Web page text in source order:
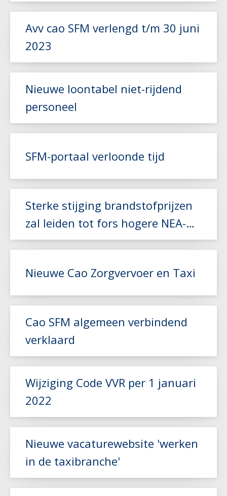
Avv cao SFM verlengd t/m 30 juni
2023
Nieuwe loontabel niet-rijdend
personeel
Lees meer
SFM-portaal verloonde tijd
Sterke stijging brandstofprijzen
zal leiden tot fors hogere NEA-
index
Lees meer
Nieuwe Cao Zorgvervoer en Taxi
Lees meer
Cao SFM algemeen verbindend
verklaard
Wijziging Code VVR per 1 januari
2022
Nieuwe vacaturewebsite 'werken
in de taxibranche'